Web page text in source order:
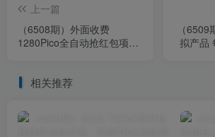
上一篇
（6508期）外面收费
1280Pico全自动抢红包项目
（
拟产品
相关推荐